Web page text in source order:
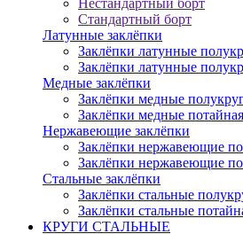
Нестандартный борт
Стандартный борт
Латунные заклёпки
Заклёпки латунные
Заклёпки латунные
Медные заклёпки
Заклёпки медные
Заклёпки медные
Нержавеющие заклёпки
Заклёпки нержавеющие
Заклёпки нержавеющие
Стальные заклёпки
Заклёпки стальные
Заклёпки стальные
КРУГИ СТАЛЬНЫЕ